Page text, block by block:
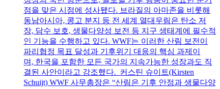
점을 맞은 시점에 성사됐다. 브라질의 아마존을 비롯해
동남아시아, 콩고 분지 등 전 세계 열대우림은 탄소 저
장, 담수 보호, 생물다양성 보전 등 지구 생태계에 필수적
인 기능을 수행하고 있다. WWF는 이러한 산림 보전이
파리협정 목표 달성과 기후위기 대응의 핵심 과제이
며, 한국을 포함한 모든 국가의 지속가능한 성장과도 직
결된 사안이라고 강조했다. 커스틴 슈이트(Kirsten
Schuijt) WWF 사무총장은 “산림은 기후 안정과 생물다양